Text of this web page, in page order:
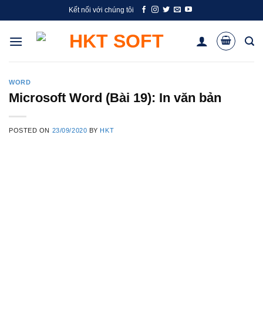
to
content
Kết nối với chúng tôi
WORD
Microsoft Word (Bài 19): In văn bản
POSTED ON 23/09/2020 BY HKT